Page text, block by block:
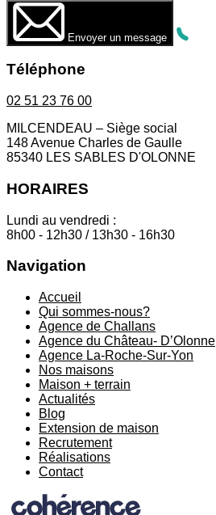
Envoyer un message
Téléphone
02 51 23 76 00
MILCENDEAU – Siège social
148 Avenue Charles de Gaulle
85340 LES SABLES D'OLONNE
HORAIRES
Lundi au vendredi :
8h00 - 12h30 / 13h30 - 16h30
Navigation
Accueil
Qui sommes-nous?
Agence de Challans
Agence du Château- D’Olonne
Agence La-Roche-Sur-Yon
Nos maisons
Maison + terrain
Actualités
Blog
Extension de maison
Recrutement
Réalisations
Contact